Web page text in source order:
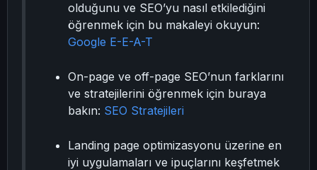
olduğunu ve SEO’yu nasıl etkilediğini
öğrenmek için bu makaleyi okuyun:
Google E-E-A-T
On-page ve off-page SEO’nun farklarını
ve stratejilerini öğrenmek için buraya
bakın: SEO Stratejileri
Landing page optimizasyonu üzerine en
iyi uygulamaları ve ipuçlarını keşfetmek